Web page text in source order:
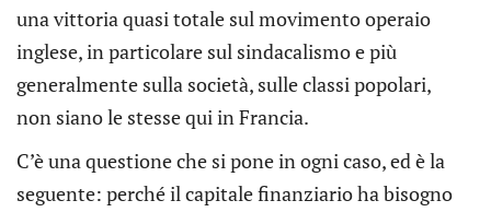
una vittoria quasi totale sul movimento operaio
inglese, in particolare sul sindacalismo e più
generalmente sulla società, sulle classi popolari,
non siano le stesse qui in Francia.
C’è una questione che si pone in ogni caso, ed è la
seguente: perché il capitale finanziario ha bisogno